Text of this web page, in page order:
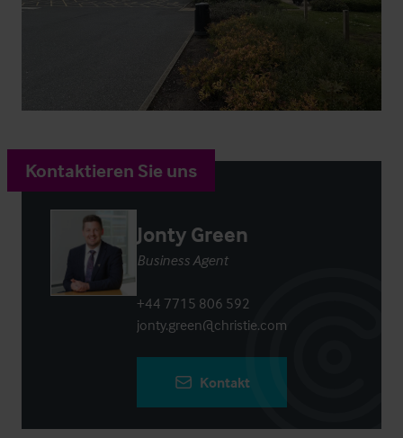
Kontaktieren Sie uns
Jonty Green
Business Agent
+44 7715 806 592
jonty.green@christie.com
Kontakt